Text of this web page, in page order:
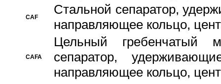
CAF
Стальной сепаратор,
направляющее кольцо,
CAFA
Цельный гребенчатый
сепаратор,
направляющее кольцо,